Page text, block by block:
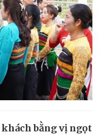
bằng vị ngọt